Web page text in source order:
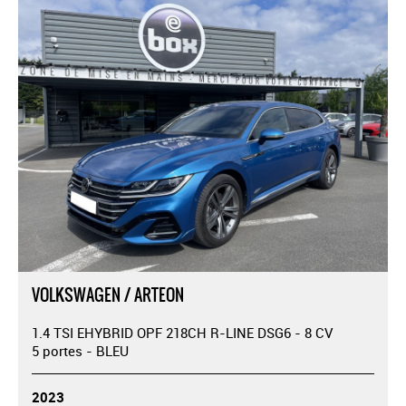
VOLKSWAGEN / ARTEON
1.4 TSI EHYBRID OPF 218CH R-LINE DSG6 - 8 CV
5 portes - BLEU
2023